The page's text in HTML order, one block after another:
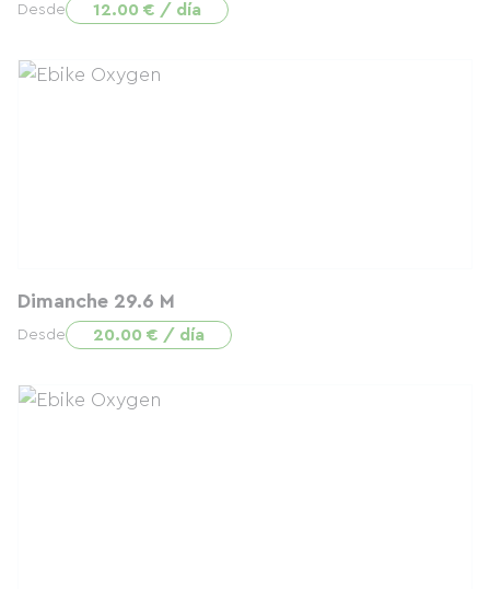
Desde 12.00 € / día
Dimanche 29.6 M
Desde 20.00 € / día